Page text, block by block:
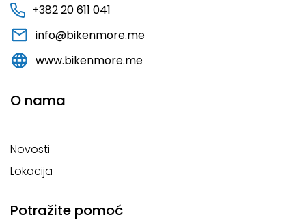
+382 20 611 041
info@bikenmore.me
www.bikenmore.me
O nama
Novosti
Lokacija
Potražite pomoć